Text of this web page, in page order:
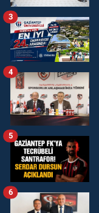
3
4
5
6